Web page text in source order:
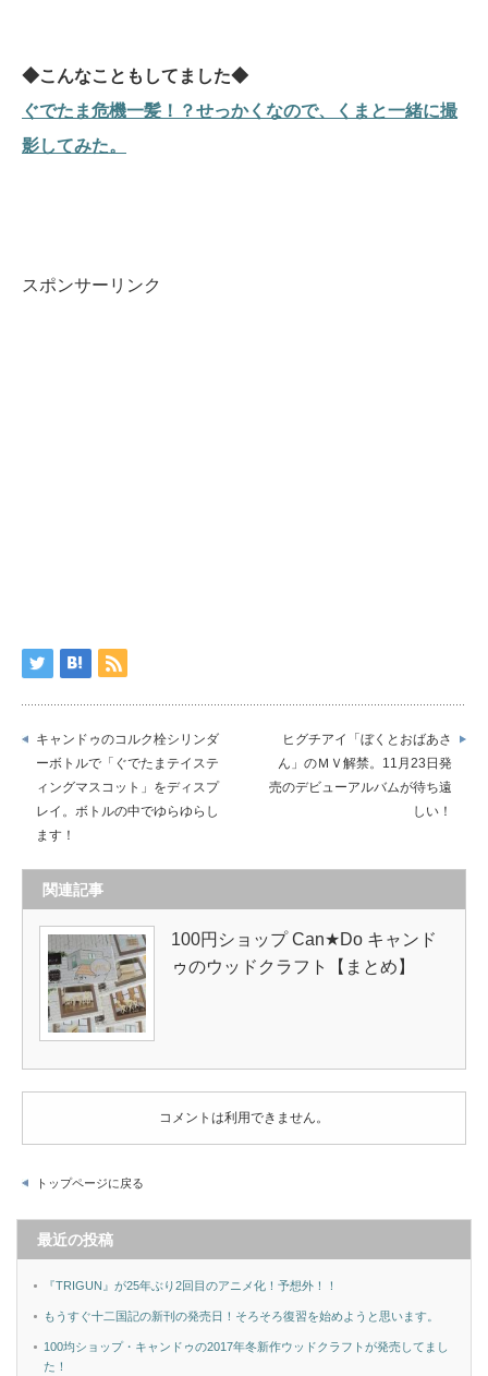
◆こんなこともしてました◆
ぐでたま危機一髪！？せっかくなので、くまと一緒に撮
影してみた。
スポンサーリンク
キャンドゥのコルク栓シリンダ
ーボトルで「ぐでたまテイステ
ィングマスコット」をディスプ
レイ。ボトルの中でゆらゆらし
ます！
ヒグチアイ「ぼくとおばあさ
ん」のＭＶ解禁。11月23日発
売のデビューアルバムが待ち遠
しい！
関連記事
100円ショップ Can★Do キャンド
ゥのウッドクラフト【まとめ】
コメントは利用できません。
トップページに戻る
最近の投稿
『TRIGUN』が25年ぶり2回目のアニメ化！予想外！！
もうすぐ十二国記の新刊の発売日！そろそろ復習を始めようと思います。
100均ショップ・キャンドゥの2017年冬新作ウッドクラフトが発売してまし
た！